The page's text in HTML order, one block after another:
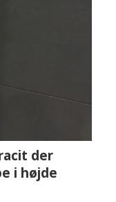
der
i højde